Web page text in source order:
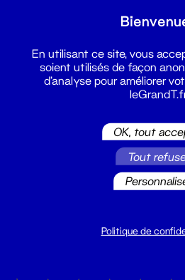
Grand T :
En utilisant ce site, vous
soient utilisés de façon
d'analyse pour améliorer
OK, tout
Tout
Politique de